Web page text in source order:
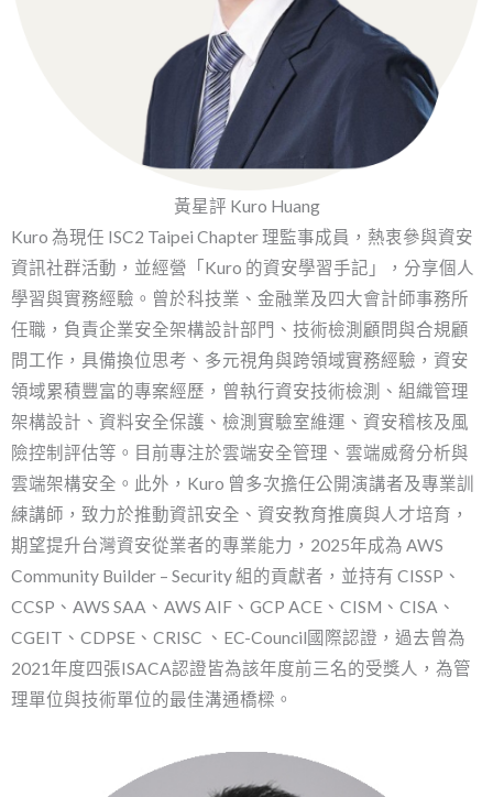
黃星評 Kuro Huang
Kuro 為現任 ISC2 Taipei Chapter 理監事成員，熱衷參與資安
資訊社群活動，並經營「Kuro 的資安學習手記」，分享個人
學習與實務經驗。曾於科技業、金融業及四大會計師事務所
任職，負責企業安全架構設計部門、技術檢測顧問與合規顧
問工作，具備換位思考、多元視角與跨領域實務經驗，資安
領域累積豐富的專案經歷，曾執行資安技術檢測、組織管理
架構設計、資料安全保護、檢測實驗室維運、資安稽核及風
險控制評估等。目前專注於雲端安全管理、雲端威脅分析與
雲端架構安全。此外，Kuro 曾多次擔任公開演講者及專業訓
練講師，致力於推動資訊安全、資安教育推廣與人才培育，
期望提升台灣資安從業者的專業能力，2025年成為 AWS
Community Builder – Security 組的貢獻者，並持有 CISSP、
CCSP、AWS SAA、AWS AIF、GCP ACE、CISM、CISA、
CGEIT、CDPSE、CRISC 、EC-Council國際認證，過去曾為
2021年度四張ISACA認證皆為該年度前三名的受獎人，為管
理單位與技術單位的最佳溝通橋樑。